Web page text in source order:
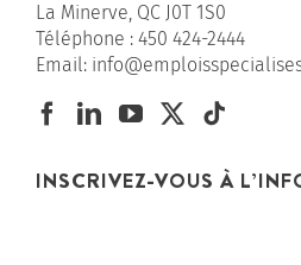
La Minerve, QC J0T 1S0
Téléphone : 450 424-2444
Email:
INSCRIVEZ-VOUS À